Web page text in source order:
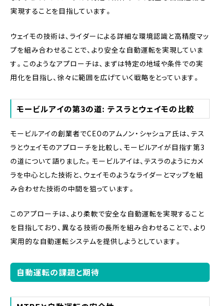
実現することを目指しています。
ウェイモの技術は、ライダーによる詳細な環境認識と高精度マッ
プを組み合わせることで、より安全な自動運転を実現していま
す。このようなアプローチは、まずは特定の地域や条件での実
用化を目指し、徐々に範囲を広げていく戦略をとっています。
モービルアイの第3の道: テスラとウェイモの比較
モービルアイの創業者でCEOのアムノン・シャシュア氏は、テス
ラとウェイモのアプローチを比較し、モービルアイが目指す第3
の道について語りました。モービルアイは、テスラのようにカメ
ラを中心とした技術と、ウェイモのようなライダーとマップを組
み合わせた技術の中間を狙っています。
このアプローチは、より柔軟で安全な自動運転を実現すること
を目指しており、異なる技術の長所を組み合わせることで、より
実用的な自動運転システムを提供しようとしています。
自動運転の課題と期待